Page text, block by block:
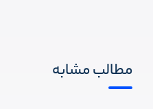
مطالب مشابه